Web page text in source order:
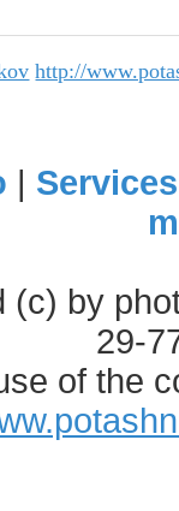
http://
| Services
(c) by
29-
of the